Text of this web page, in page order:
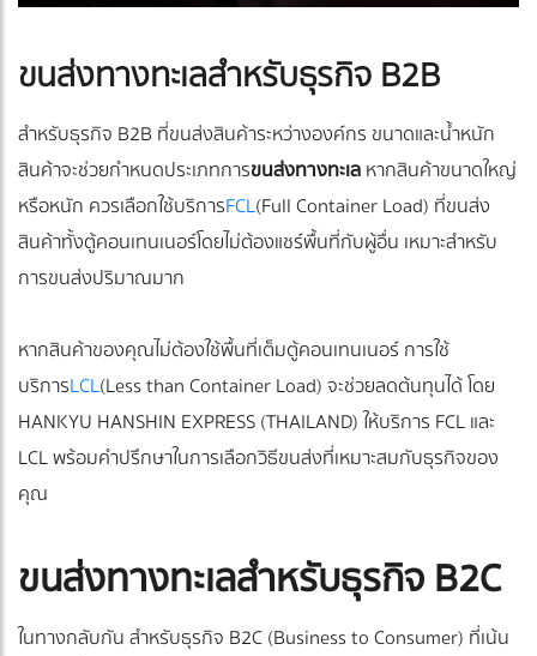
ขนส่งทางทะเลสำหรับธุรกิจ B2B
สำหรับธุรกิจ B2B ที่ขนส่งสินค้าระหว่างองค์กร ขนาดและน้ำหนัก
สินค้าจะช่วยกำหนดประเภทการขนส่งทางทะเลหากสินค้าขนาดใหญ่
หรือหนัก ควรเลือกใช้บริการFCL(Full Container Load) ที่ขนส่ง
สินค้าทั้งตู้คอนเทนเนอร์โดยไม่ต้องแชร์พื้นที่กับผู้อื่น เหมาะสำหรับ
การขนส่งปริมาณมาก
หากสินค้าของคุณไม่ต้องใช้พื้นที่เต็มตู้คอนเทนเนอร์ การใช้
บริการLCL(Less than Container Load) จะช่วยลดต้นทุนได้ โดย
HANKYU HANSHIN EXPRESS (THAILAND) ให้บริการ FCL และ
LCL พร้อมคำปรึกษาในการเลือกวิธีขนส่งที่เหมาะสมกับธุรกิจของ
คุณ
ขนส่งทางทะเลสำหรับธุรกิจ B2C
ในทางกลับกัน สำหรับธุรกิจ B2C (Business to Consumer) ที่เน้น